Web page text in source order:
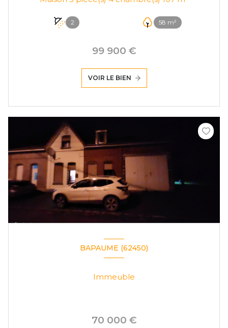
2 58 m²
99 900 €
VOIR LE BIEN
BAPAUME (62450)
Immeuble
70 000 €